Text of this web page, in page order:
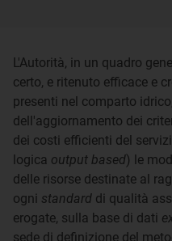
L'Autorità, in un quadro
certo, e ritenuto efficace e
presenti nel comparto
dell'aggiornamento dei
dei costi efficienti del
logica output based) le
delle risorse destinate al
ogni standard di qualità
erogate, sulla base di dati
sede di definizione del